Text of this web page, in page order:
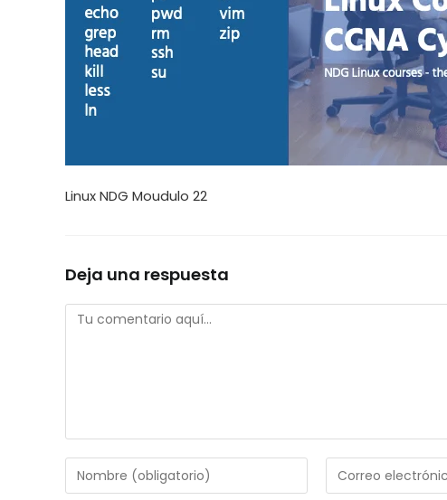
Linux NDG Moudulo 22
Deja una respuesta
Comentario
Introduce
tu
Introduce
tu